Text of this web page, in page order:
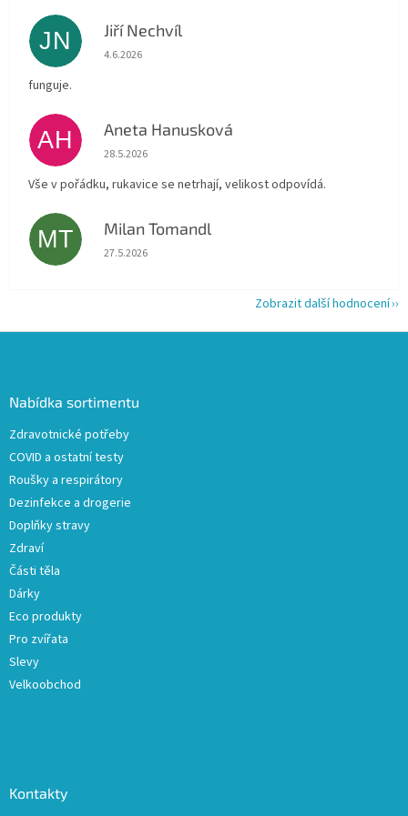
JN Jiří Nechvíl
Hodnocení obchodu je 5 z 5 hvězdiček.
4.6.2026
funguje.
AH Aneta Hanusková
Hodnocení obchodu je 5 z 5 hvězdiček.
28.5.2026
Vše v pořádku, rukavice se netrhají, velikost odpovídá.
MT Milan Tomandl
Hodnocení obchodu je 5 z 5 hvězdiček.
27.5.2026
Zobrazit další hodnocení
Nabídka sortimentu
Zdravotnické potřeby
COVID a ostatní testy
Roušky a respirátory
Dezinfekce a drogerie
Doplňky stravy
Zdraví
Části těla
Dárky
Eco produkty
Pro zvířata
Slevy
Velkoobchod
Kontakty